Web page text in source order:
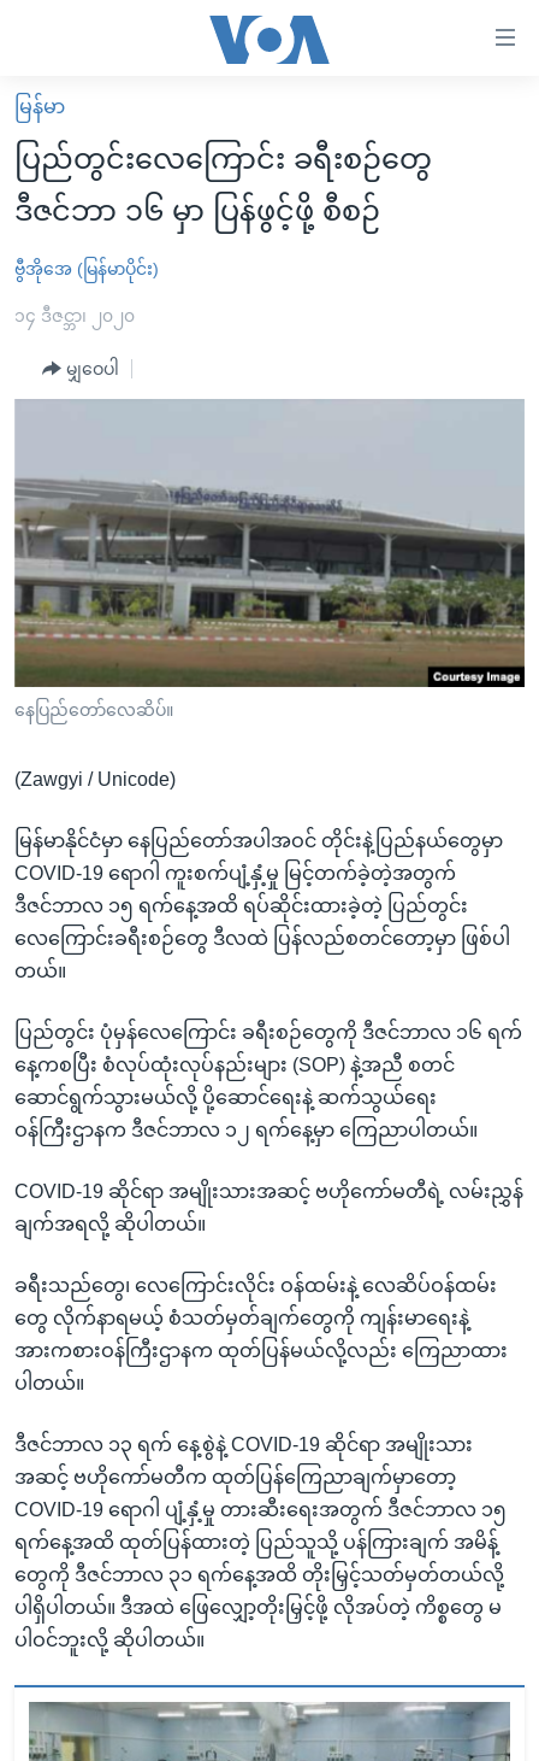
လွယ်ကူ
စေ
သည့်
များ
ပင်မ
ရန်
ပင်မ
ညွန်း
စာမျက်နှာ
သို့
ကြည့်
ရှာဖွေ
နေရာ
သို့
ကျော်
ရန်
မူလစာမျက်နှာ
မြန်မာ
ကမ္ဘာ့သတင်းများ
နိုင်ငံတကာ
အစ္စရေး-ပါလက်စတိုင်း
ဗွီဒီယို
အင်္ဂလိပ်စာလေ့လာမယ်
ရုပ်ရှင်ထဲက အင်္ဂလိပ်စာ
သုတပဒေသာ အင်္ဂလိပ်စာ
တီဗွီ
ရေဒီယို/တီဗွီအစီအစဉ်
Learning English
ဗွီအိုအေ လူမှုကွန်ယက်များ
မြန်မာ
ပြည်တွင်းလေကြောင်း ခရီးစဉ်တွေ
ဒီဇင်ဘာ ၁၆ မှာ ပြန်ဖွင့်ဖို့ စီစဉ်
ဗွီအိုအေ (မြန်မာပိုင်း)
၁၄ ဒီဇင္ဘာ၊ ၂၀၂၀
မျှဝေပါ
နေပြည်တော်လေဆိပ်။
(Zawgyi / Unicode)
မြန်မာနိုင်ငံမှာ နေပြည်တော်အပါအဝင် တိုင်းနဲ့ပြည်နယ်တွေမှာ
COVID-19 ရောဂါ ကူးစက်ပျံ့နှံ့မှု မြင့်တက်ခဲ့တဲ့အတွက်
ဒီဇင်ဘာလ ၁၅ ရက်နေ့အထိ ရပ်ဆိုင်းထားခဲ့တဲ့ ပြည်တွင်း
လေကြောင်းခရီးစဉ်တွေ ဒီလထဲ ပြန်လည်စတင်တော့မှာ ဖြစ်ပါ
တယ်။
ပြည်တွင်း ပုံမှန်လေကြောင်း ခရီးစဉ်တွေကို ဒီဇင်ဘာလ ၁၆ ရက်
နေ့ကစပြီး စံလုပ်ထုံးလုပ်နည်းများ (SOP) နဲ့အညီ စတင်
ဆောင်ရွက်သွားမယ်လို့ ပို့ဆောင်ရေးနဲ့ ဆက်သွယ်ရေး
ဝန်ကြီးဌာနက ဒီဇင်ဘာလ ၁၂ ရက်နေ့မှာ ကြေညာပါတယ်။
COVID-19 ဆိုင်ရာ အမျိုးသားအဆင့် ဗဟိုကော်မတီရဲ့ လမ်းညွှန်
ချက်အရလို့ ဆိုပါတယ်။
ခရီးသည်တွေ၊ လေကြောင်းလိုင်း ဝန်ထမ်းနဲ့ လေဆိပ်ဝန်ထမ်း
တွေ လိုက်နာရမယ့် စံသတ်မှတ်ချက်တွေကို ကျန်းမာရေးနဲ့
အားကစားဝန်ကြီးဌာနက ထုတ်ပြန်မယ်လို့လည်း ကြေညာထား
ပါတယ်။
ဒီဇင်ဘာလ ၁၃ ရက် နေ့စွဲနဲ့ COVID-19 ဆိုင်ရာ အမျိုးသား
အဆင့် ဗဟိုကော်မတီက ထုတ်ပြန်ကြေညာချက်မှာတော့
COVID-19 ရောဂါ ပျံ့နှံ့မှု တားဆီးရေးအတွက် ဒီဇင်ဘာလ ၁၅
ရက်နေ့အထိ ထုတ်ပြန်ထားတဲ့ ပြည်သူသို့ ပန်ကြားချက် အမိန့်
တွေကို ဒီဇင်ဘာလ ၃၁ ရက်နေ့အထိ တိုးမြှင့်သတ်မှတ်တယ်လို့
ပါရှိပါတယ်။ ဒီအထဲ ဖြေလျှော့တိုးမြှင့်ဖို့ လိုအပ်တဲ့ ကိစ္စတွေ မ
ပါဝင်ဘူးလို့ ဆိုပါတယ်။